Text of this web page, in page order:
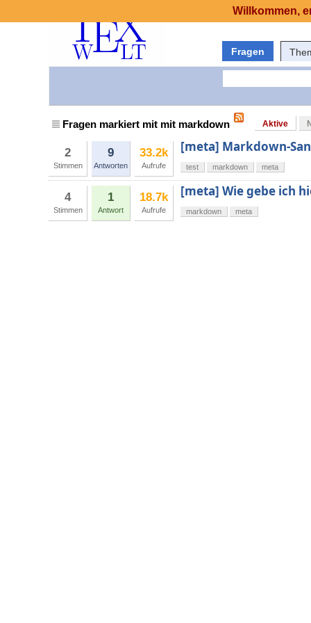
Fragen
Fragen markiert mit mit markdown Aktive
2
Stimmen
9
Antworten
33.2k
Aufrufe
[meta] Markdown-
test markdown meta
4
Stimmen
1
Antwort
18.7k
Aufrufe
[meta] Wie gebe ich
markdown meta
Willkommen,